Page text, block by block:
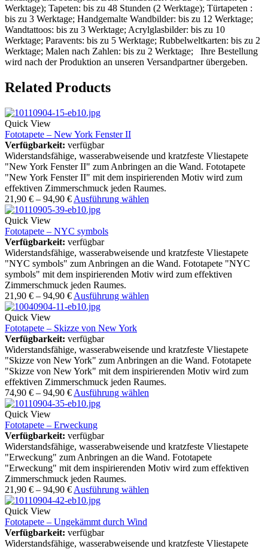
Werktage); Tapeten: bis zu 48 Stunden (2 Werktage); Türtapeten :
bis zu 3 Werktage; Handgemalte Wandbilder: bis zu 12 Werktage;
Wandtattoos: bis zu 3 Werktage; Acrylglasbilder: bis zu 10
Werktage; Paravents: bis zu 5 Werktage; Rubbelweltkarten: bis zu 2
Werktage; Malen nach Zahlen: bis zu 2 Werktage; Ihre Bestellung
wird nach der Produktion an unseren Versandpartner übergeben.
Related Products
Quick View
Fototapete – New York Fenster II
Verfügbarkeit: verfügbar
Widerstandsfähige, wasserabweisende und kratzfeste Vliestapete
"New York Fenster II" zum Anbringen an die Wand. Fototapete
"New York Fenster II" mit dem inspirierenden Motiv wird zum
effektiven Zimmerschmuck jeden Raumes.
21,90 € – 94,90 € Ausführung wählen
Quick View
Fototapete – NYC symbols
Verfügbarkeit: verfügbar
Widerstandsfähige, wasserabweisende und kratzfeste Vliestapete
"NYC symbols" zum Anbringen an die Wand. Fototapete "NYC
symbols" mit dem inspirierenden Motiv wird zum effektiven
Zimmerschmuck jeden Raumes.
21,90 € – 94,90 € Ausführung wählen
Quick View
Fototapete – Skizze von New York
Verfügbarkeit: verfügbar
Widerstandsfähige, wasserabweisende und kratzfeste Vliestapete
"Skizze von New York" zum Anbringen an die Wand. Fototapete
"Skizze von New York" mit dem inspirierenden Motiv wird zum
effektiven Zimmerschmuck jeden Raumes.
74,90 € – 94,90 € Ausführung wählen
Quick View
Fototapete – Erweckung
Verfügbarkeit: verfügbar
Widerstandsfähige, wasserabweisende und kratzfeste Vliestapete
"Erweckung" zum Anbringen an die Wand. Fototapete
"Erweckung" mit dem inspirierenden Motiv wird zum effektiven
Zimmerschmuck jeden Raumes.
21,90 € – 94,90 € Ausführung wählen
Quick View
Fototapete – Ungekämmt durch Wind
Verfügbarkeit: verfügbar
Widerstandsfähige, wasserabweisende und kratzfeste Vliestapete